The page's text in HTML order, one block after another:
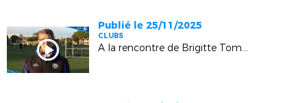
Publié le 25/11/2025
CLUBS
A la rencontre de Brigitte Tomas (Istres)